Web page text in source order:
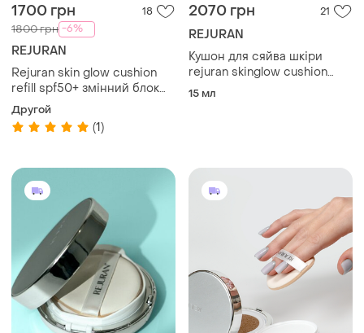
1700 грн 18
1800 грн -6%
REJURAN
Rejuran skin glow cushion
refill spf50+ змінний блок
до мультифункціонального
кушона з полінуклеотидами
Другой
(1)
2070 грн 21
REJURAN
Кушон для сяйва шкіри
rejuran skinglow cushion
spf50+ 15 г (rejuran skinglow
15 мл